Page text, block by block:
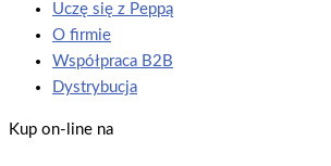
Uczę się z Peppą
O firmie
Współpraca B2B
Dystrybucja
Kup on-line na